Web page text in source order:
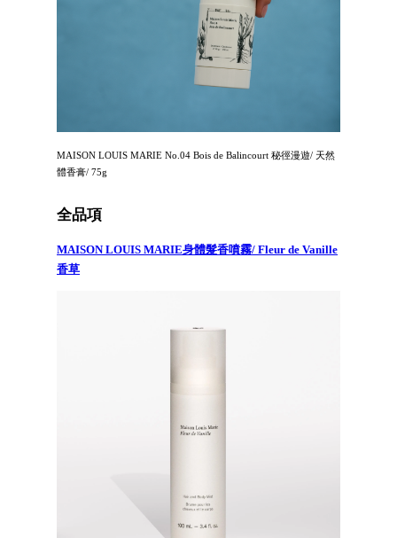
MAISON LOUIS MARIE No.04 Bois de Balincourt 秘徑漫遊/ 天然
體香膏/ 75g
全品項
MAISON LOUIS MARIE身體髮香噴霧/ Fleur de Vanille
香草